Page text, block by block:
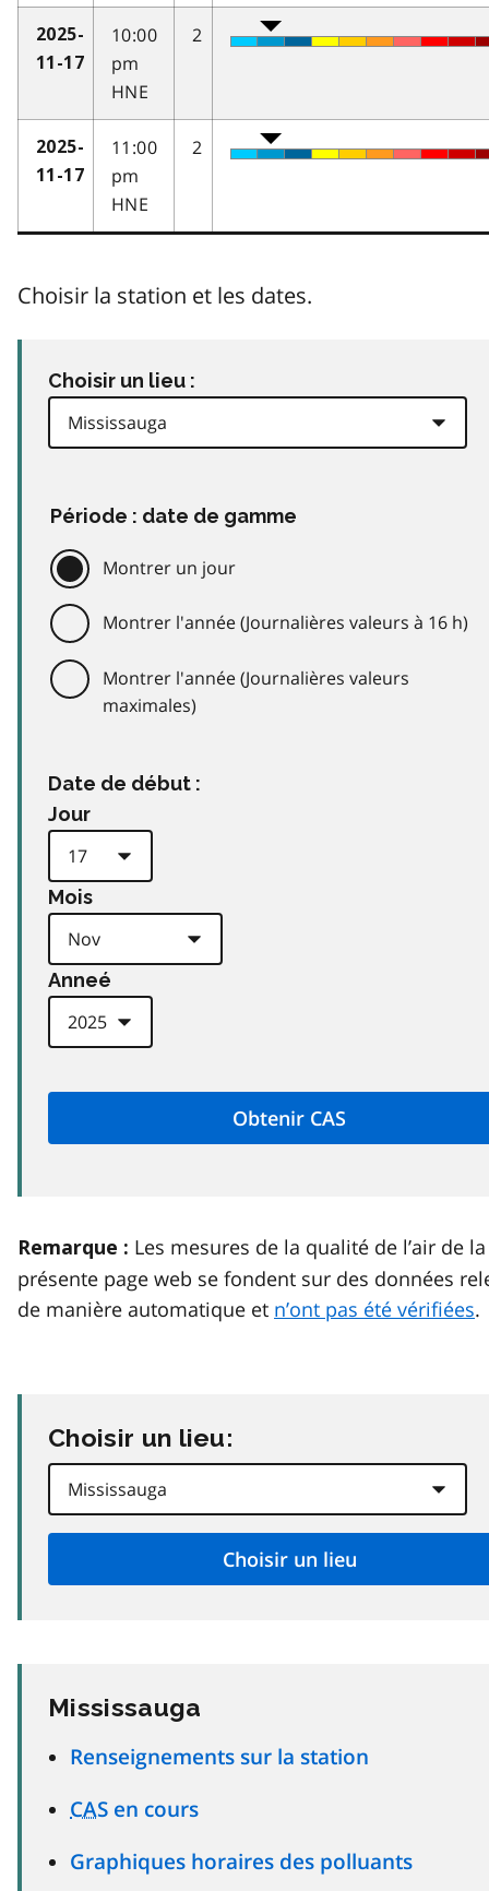
2025-
11-17
10:00
pm
HNE
2
2025-
11-17
11:00
pm
HNE
2
Choisir la station et les dates.
Choisir un lieu :
Période : date de gamme
Montrer un jour
Montrer l'année (Journalières valeurs à 16 h)
Montrer l'année (Journalières valeurs
maximales)
Date de début :
Jour
Mois
Anneé
Remarque : Les mesures de la qualité de l’air de la
présente page web se fondent sur des données
de manière automatique et n’ont pas été vérifiées.
Choisir un lieu:
Mississauga
Renseignements sur la station
CAS en cours
Graphiques horaires des polluants